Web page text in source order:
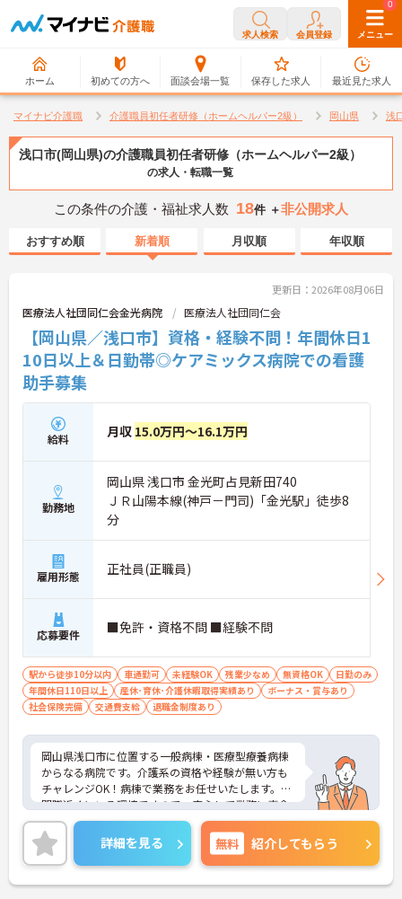
求人検索 会員登録 メニュー
ホーム 初めての方へ 面談会場一覧
0
保存した求人
0
最近見た求人
マイナビ介護職 介護職員初任者研修（ホームヘルパー2級） 岡山県 浅
浅口市(岡山県)の介護職員初任者研修（ホームヘルパー2級）
の求人・転職一覧
この条件の介護・福祉求人数 18件 ＋非公開求人
おすすめ順 新着順 月収順 年収順
更新日：2026年08月06日
医療法人社団同仁会金光病院 医療法人社団同仁会
【岡山県／浅口市】資格・経験不問！年間休日1
10日以上＆日勤帯◎ケアミックス病院での看護
助手募集
給料 月収 15.0万円～16.1万円
勤務地
岡山県 浅口市 金光町占見新田740
ＪＲ山陽本線(神戸－門司)「金光駅」徒歩8
分
雇用形態 正社員(正職員)
応募要件 ■免許・資格不問 ■経験不問
駅から徒歩10分以内 車通勤可 未経験OK 残業少なめ 無資格OK
日勤のみ
年間休日110日以上
産休･育休･介護休暇取得実績あり
ボーナス・賞与あり
社会保険完備
交通費支給 退職金制度あり
岡山県浅口市に位置する一般病棟・医療型療養病棟
からなる病院です。介護系の資格や経験が無い方も
チャレンジOK！病棟で業務をお任せいたします。専
門職近くにいる環境ですので、安心して業務に専念
いただけます。ご興味のある方には、面接対策ポイ
ントなど、さらに詳細をお話しいたしますのでお気
軽にご相談ください！
詳細を見る 無料 紹介してもらう